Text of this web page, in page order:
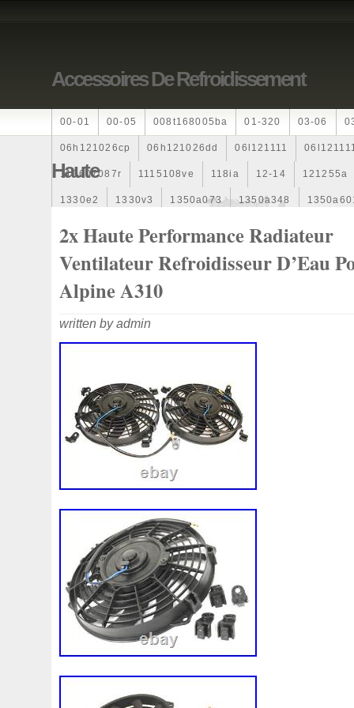
Accessoires De Refroidissement
00-01 00-05 008t168005ba 01-320 03-06
06h121026cp 06h121026dd 06l121111
110607087r 1115108ve 118ia 12-14 121255a
1330e2 1330v3 1350a073 1350a348
1985-1987
1k0121205 1k0121205ab
1k0298403a 1k0955453s 1k0959455ap
1s1816103 2-Rangée 2-Rangées
210103417r 21060g2401 21060t5670
214104822r
214108535r 214108706r 214109798r
214812415r 214814342r 214814ea0a
214818h83a 214819674r
220928kh13a0000038 220v
253103e710 253103k750 25310a4050
253802y000 253803z 25380a4500
256902u000 272105fw0a 289103103r
357820795j
Haute
2x Haute Performance Radiateur
Ventilateur Refroidisseur D’Eau
Alpine A310
written by admin